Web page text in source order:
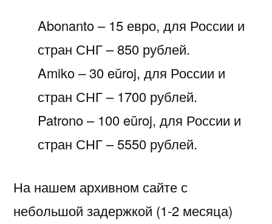
Abonanto – 15 евро, для России и
стран СНГ – 850 рублей.
Amiko – 30 eŭroj, для России и
стран СНГ – 1700 рублей.
Patrono – 100 eŭroj, для России и
стран СНГ – 5550 рублей.
На нашем архивном сайте с
небольшой задержкой (1-2 месяца)